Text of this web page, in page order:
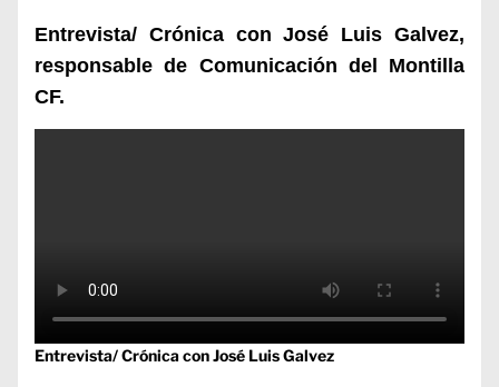
Entrevista/ Crónica con José Luis Galvez,
responsable de Comunicación del Montilla
CF.
Entrevista/ Crónica con José Luis Galvez